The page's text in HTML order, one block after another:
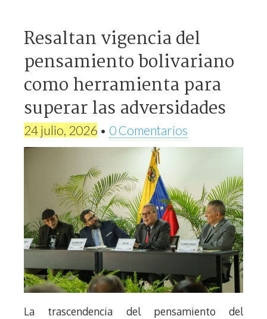
Resaltan vigencia del
pensamiento bolivariano
como herramienta para
superar las adversidades
24 julio, 2026 • 0 Comentarios
La trascendencia del pensamiento del